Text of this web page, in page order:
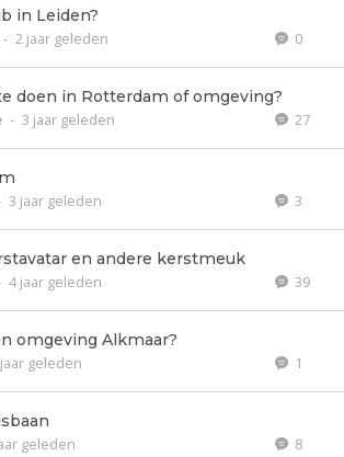
in Leiden?
- 2 jaar geleden 0
doen in Rotterdam of omgeving?
- 3 jaar geleden 27
3 jaar geleden 3
en andere kerstmeuk
4 jaar geleden 39
omgeving Alkmaar?
geleden 1
geleden 8